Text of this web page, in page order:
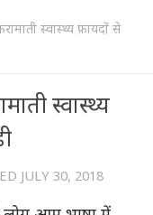
स्वास्थ्य फ़ायदों से
स्वास्थ्य
JULY 30, 2018